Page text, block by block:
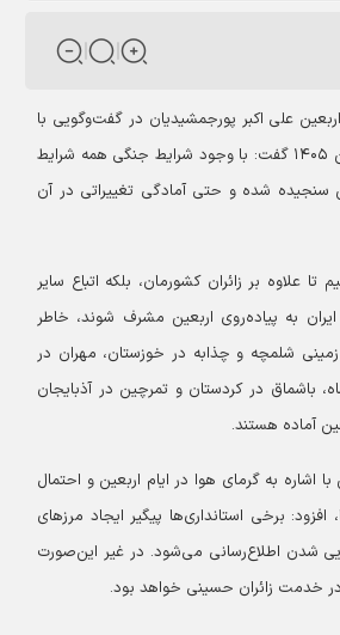
علی اکبر پورجمشیدیان در گفت‌وگویی با
اشاره به برنامه‌های اربعین ۱۴۰۵ گفت: با وجود شرایط جنگی همه شرایط
سنجیده شده و حتی آمادگی تغییراتی در آن
تا علاوه بر زائران کشورمان، بلکه اتباع سایر
به پیاده‌روی اربعین مشرف شوند، خاطر
تاکنون ۶ مرز زمینی شلمچه و چذابه در خوزستان، مهران در
باشماق در کردستان و تمرچین در آذبایجان
آماده هستند.
اشاره به گرمای هوا در ایام اربعین و احتمال
برخی استانداری‌ها پیگیر ایجاد مرزهای
شدن اطلاع‌رسانی می‌شود. در غیر این‌صورت